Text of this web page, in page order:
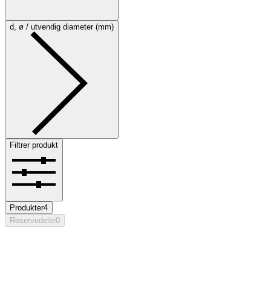
d, ø / utvendig diameter (mm)
Filtrer produkt
Produkter4
Reservedeler0